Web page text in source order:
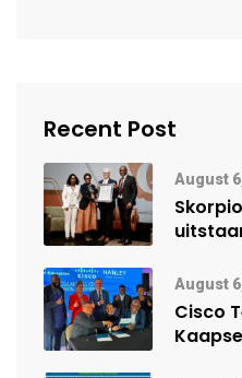
Recent Post
August
August
Cisco